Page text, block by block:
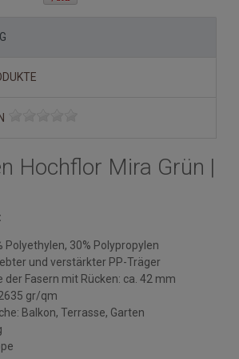
Hochflor Mira Grün |
Polyethylen, 30% Polypropylen
und verstärkter PP-Träger
der Fasern mit Rücken: ca. 42 mm
gr/qm
Balkon, Terrasse, Garten